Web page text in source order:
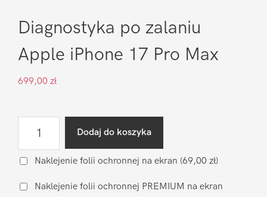
Diagnostyka po zalaniu
Apple iPhone 17 Pro Max
699,00 zł
po
Apple
Dodaj do koszyka
Naklejenie folii ochronnej na ekran (69,00 zł)
Naklejenie folii ochronnej PREMIUM na ekran